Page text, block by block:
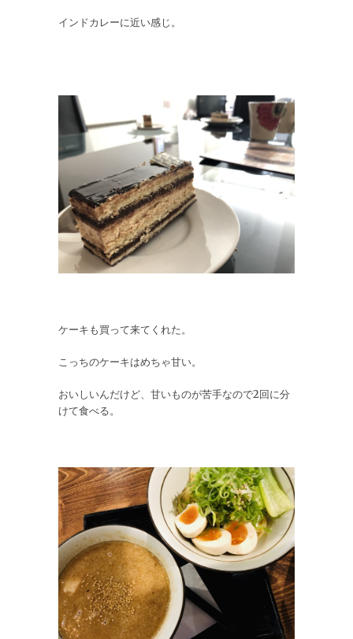
インドカレーに近い感じ。
ケーキも買って来てくれた。
こっちのケーキはめちゃ甘い。
おいしいんだけど、甘いものが苦手なので2回に分
けて食べる。